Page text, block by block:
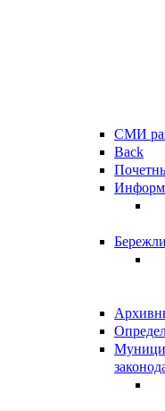
СМИ
Back